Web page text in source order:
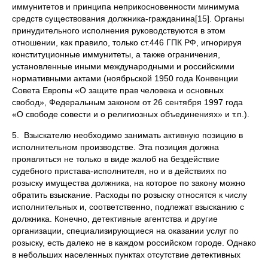
иммунитетов и принципа неприкосновенности минимума
средств существования должника-гражданина[15]. Органы
принудительного исполнения руководствуются в этом
отношении, как правило, только ст.446 ГПК РФ, игнорируя
конституционные иммунитеты, а также ограничения,
установленные иными международными и российскими
нормативными актами (ноябрьской 1950 года Конвенции
Совета Европы «О защите прав человека и основных
свобод», Федеральным законом от 26 сентября 1997 года
«О свободе совести и о религиозных объединениях» и т.п.).
5. Взыскателю необходимо занимать активную позицию в
исполнительном производстве. Эта позиция должна
проявляться не только в виде жалоб на бездействие
судебного пристава-исполнителя, но и в действиях по
розыску имущества должника, на которое по закону можно
обратить взыскание. Расходы по розыску относятся к числу
исполнительных и, соответственно, подлежат взысканию с
должника. Конечно, детективные агентства и другие
организации, специализирующиеся на оказании услуг по
розыску, есть далеко не в каждом российском городе. Однако
в небольших населенных пунктах отсутствие детективных